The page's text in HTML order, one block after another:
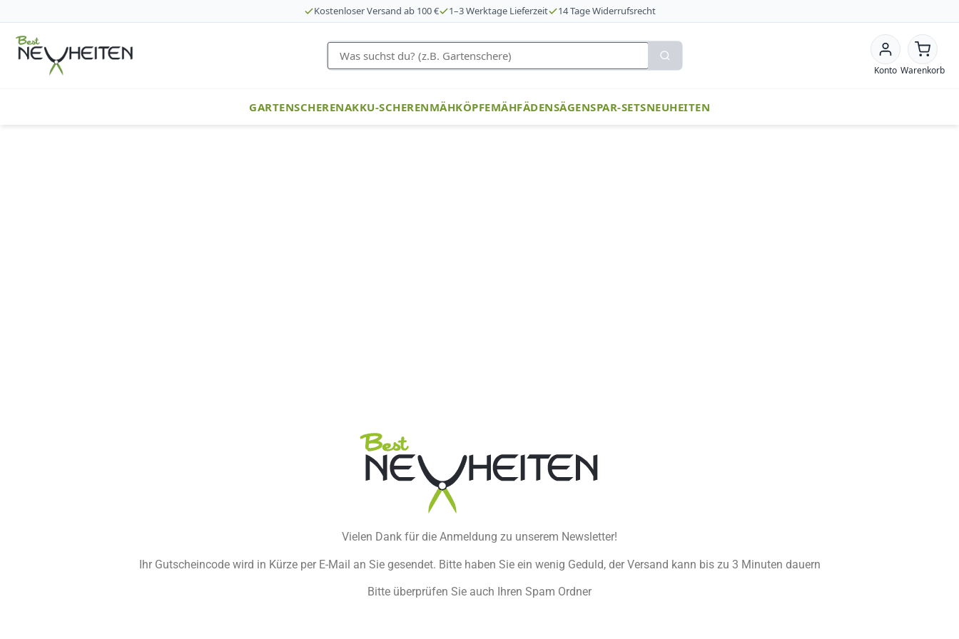
Kostenloser Versand ab 100 € 1–3 Werktage Lieferzeit 14 Tage Widerrufsrecht
Konto Warenkorb
GARTENSCHERENAKKU-SCHERENMÄHKÖPFEMÄHFÄDENSÄGENSPAR-SETSNEUHEITEN
Vielen Dank für die Anmeldung zu unserem Newsletter!
Ihr Gutscheincode wird in Kürze per E-Mail an Sie gesendet. Bitte haben Sie ein wenig Geduld, der Versand kann bis zu 3 Minuten dauern
Bitte überprüfen Sie auch Ihren Spam Ordner